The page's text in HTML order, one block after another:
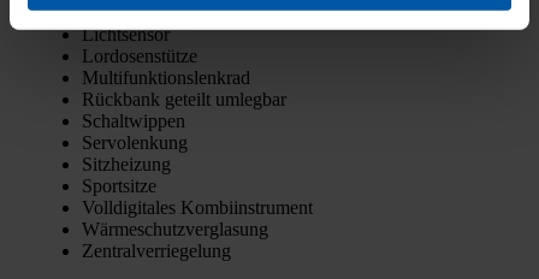
Lenk­rad höhen­ver­stell­bar
Licht­sen­sor
Lor­do­sen­stüt­ze
Mul­ti­funk­ti­ons­lenk­rad
Rück­bank geteilt umleg­bar
Schalt­wip­pen
Ser­vo­len­kung
Sitz­hei­zung
Sport­sit­ze
Voll­di­gi­ta­les Kom­bi­in­stru­ment
Wär­me­schutz­ver­gla­sung
Zen­tral­ver­rie­ge­lung